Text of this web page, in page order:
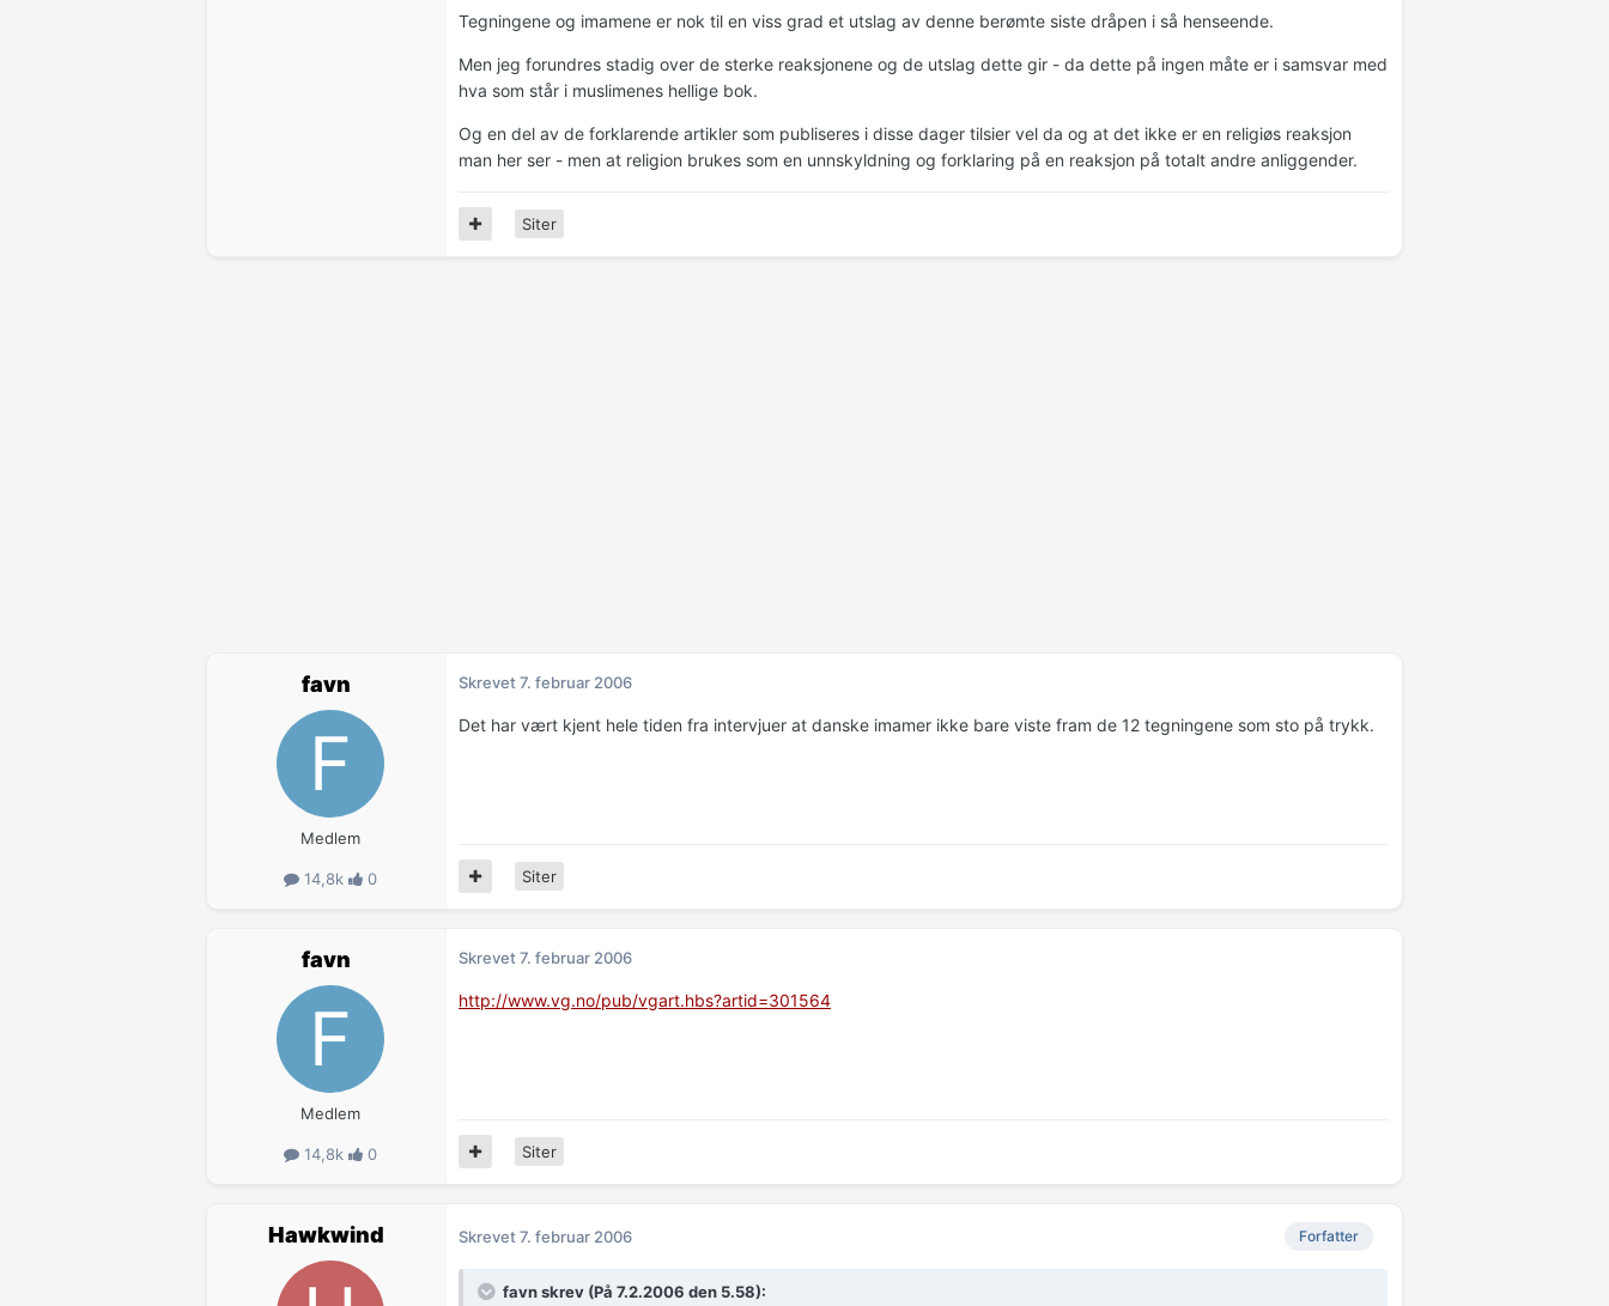
Tegningene og imamene er nok til en viss grad et utslag av denne berømte siste dråpen i så henseende.
Men jeg forundres stadig over de sterke reaksjonene og de utslag dette gir - da dette på ingen måte er i samsvar med
hva som står i muslimenes hellige bok.
Og en del av de forklarende artikler som publiseres i disse dager tilsier vel da og at det ikke er en religiøs reaksjon
man her ser - men at religion brukes som en unnskyldning og forklaring på en reaksjon på totalt andre anliggender.
Siter
favn
Medlem
14,8k 0
Skrevet7. februar 2006
Det har vært kjent hele tiden fra intervjuer at danske imamer ikke bare viste fram de 12 tegningene som sto på trykk.
Siter
favn
Medlem
14,8k 0
Skrevet7. februar 2006
http://www.vg.no/pub/vgart.hbs?artid=301564
Siter
Hawkwind Forfatter
Skrevet7. februar 2006
favn skrev (På 7.2.2006 den 5.58):